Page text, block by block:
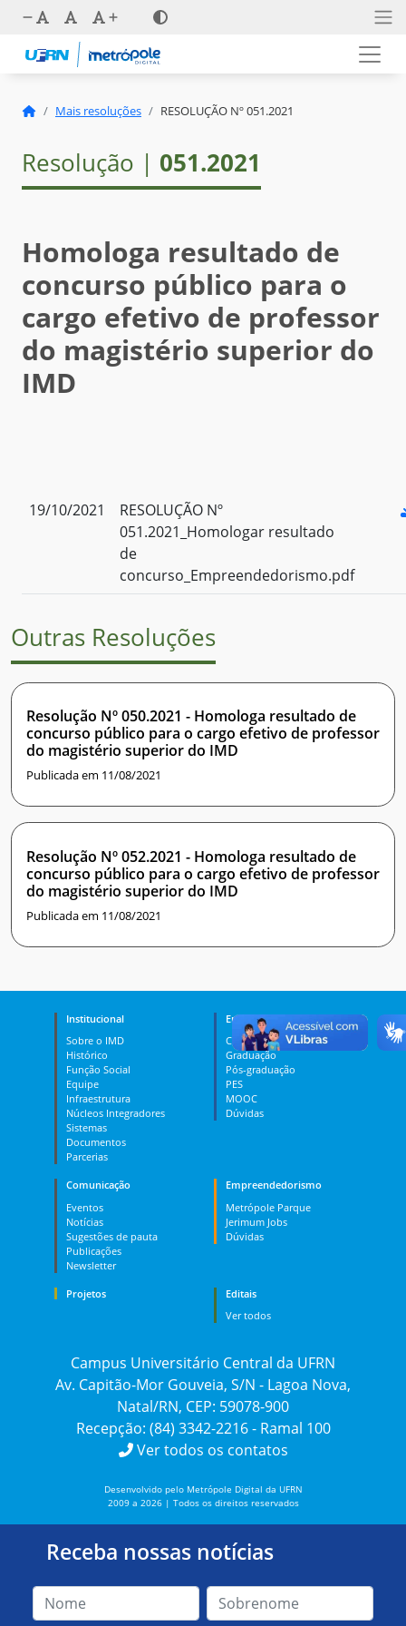
Mais resoluções RESOLUÇÃO Nº 051.2021
Resolução | 051.2021
Homologa resultado de
concurso público para o
cargo efetivo de professor
do magistério superior do
IMD
19/10/2021
RESOLUÇÃO Nº
051.2021_Homologar resultado
de
concurso_Empreendedorismo.pdf
Outras Resoluções
Resolução Nº 050.2021 - Homologa resultado de
concurso público para o cargo efetivo de professor
do magistério superior do IMD
Publicada em 11/08/2021
Resolução Nº 052.2021 - Homologa resultado de
concurso público para o cargo efetivo de professor
do magistério superior do IMD
Publicada em 11/08/2021
Institucional
Sobre o IMD
Histórico
Função Social
Equipe
Infraestrutura
Núcleos Integradores
Sistemas
Documentos
Parcerias
Ensino
Curso Técnico
Graduação
Pós-graduação
PES
MOOC
Dúvidas
Comunicação
Eventos
Notícias
Sugestões de pauta
Publicações
Newsletter
Empreendedorismo
Metrópole Parque
Jerimum Jobs
Dúvidas
Projetos
Editais
Ver todos
Campus Universitário Central da UFRN
Av. Capitão-Mor Gouveia, S/N - Lagoa Nova,
Natal/RN, CEP: 59078-900
Recepção: (84) 3342-2216 - Ramal 100
Ver todos os contatos
Desenvolvido pelo Metrópole Digital da UFRN
2009 a 2026 | Todos os direitos reservados
Receba nossas notícias